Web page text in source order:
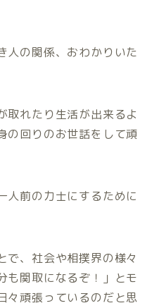
人の関係、おわかりいた
取れたり生活が出来るよ
の回りのお世話をして頑
人前の力士にするために
で、社会や相撲界の様々
も関取になるぞ！」とモ
々頑張っているのだと思